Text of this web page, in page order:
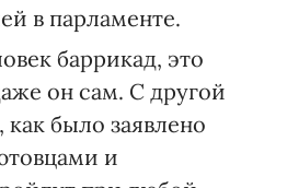
в парламенте.
баррикад, это
он сам. С другой
было заявлено
и